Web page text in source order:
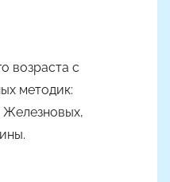
возраста с
методик:
Железновых,